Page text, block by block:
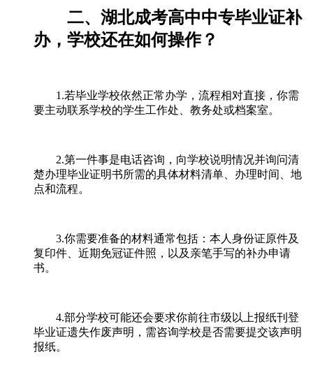
二、湖北成考高中中专毕业证补
办，学校还在如何操作？
1.若毕业学校依然正常办学，流程相对直接，你需
要主动联系学校的学生工作处、教务处或档案室。
2.第一件事是电话咨询，向学校说明情况并询问清
楚办理毕业证明书所需的具体材料清单、办理时间、地
点和流程。
3.你需要准备的材料通常包括：本人身份证原件及
复印件、近期免冠证件照，以及亲笔手写的补办申请
书。
4.部分学校可能还会要求你前往市级以上报纸刊登
毕业证遗失作废声明，需咨询学校是否需要提交该声明
报纸。